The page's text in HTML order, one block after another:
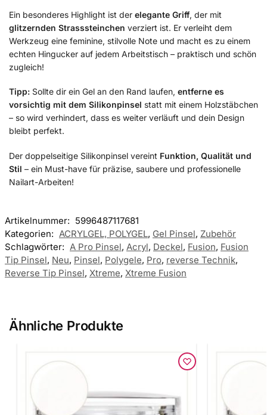
Ein besonderes Highlight ist der elegante Griff, der mit
glitzernden Strasssteinchen verziert ist. Er verleiht dem
Werkzeug eine feminine, stilvolle Note und macht es zu einem
echten Hingucker auf jedem Arbeitstisch – praktisch und schön
zugleich!
Tipp: Sollte dir ein Gel an den Rand laufen, entferne es
vorsichtig mit dem Silikonpinsel statt mit einem Holzstäbchen
– so wird verhindert, dass es weiter verläuft und dein Design
bleibt perfekt.
Der doppelseitige Silikonpinsel vereint Funktion, Qualität und
Stil – ein Must-have für präzise, saubere und professionelle
Nailart-Arbeiten!
Artikelnummer: 5996487117681
Kategorien: ACRYLGEL, POLYGEL, Gel Pinsel, Zubehör
Schlagwörter: A Pro Pinsel, Acryl, Deckel, Fusion, Fusion
Tip Pinsel, Neu, Pinsel, Polygele, Pro, reverse Technik,
Reverse Tip Pinsel, Xtreme, Xtreme Fusion
Ähnliche Produkte